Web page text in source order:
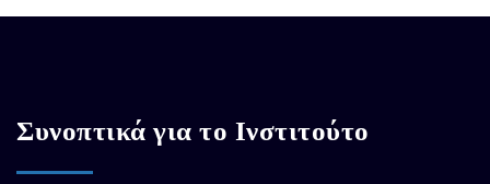
Συνοπτικά για το Ινστιτούτο